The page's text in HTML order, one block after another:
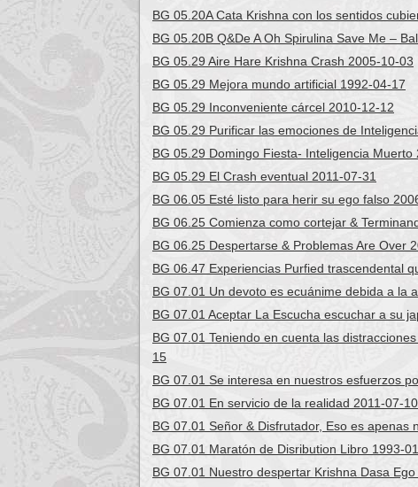
BG 05.20A Cata Krishna con los sentidos
BG 05.20B Q&De A Oh Spirulina Save Me –
BG 05.29 Aire Hare Krishna Crash 2005-10-03
BG 05.29 Mejora mundo artificial 1992-04-17
BG 05.29 Inconveniente cárcel 2010-12-12
BG 05.29 Purificar las emociones de
BG 05.29 Domingo Fiesta- Inteligencia Muerto
BG 05.29 El Crash eventual 2011-07-31
BG 06.05 Esté listo para herir su ego falso
BG 06.25 Comienza como cortejar &
BG 06.25 Despertarse & Problemas Are Over
BG 06.47 Experiencias Purfied trascendental
BG 07.01 Un devoto es ecuánime debida a la
BG 07.01 Aceptar La Escucha escuchar a su
BG 07.01 Teniendo en cuenta las
15
BG 07.01 Se interesa en nuestros esfuerzos
BG 07.01 En servicio de la realidad 2011-07-10
BG 07.01 Señor & Disfrutador, Eso es apenas
BG 07.01 Maratón de Disribution Libro 1993-
BG 07.01 Nuestro despertar Krishna Dasa